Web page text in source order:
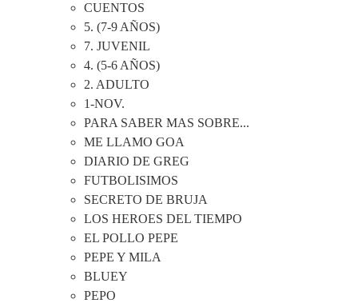
CUENTOS
5. (7-9 AÑOS)
7. JUVENIL
4. (5-6 AÑOS)
2. ADULTO
1-NOV.
PARA SABER MAS SOBRE...
ME LLAMO GOA
DIARIO DE GREG
FUTBOLISIMOS
SECRETO DE BRUJA
LOS HEROES DEL TIEMPO
EL POLLO PEPE
PEPE Y MILA
BLUEY
PEPO